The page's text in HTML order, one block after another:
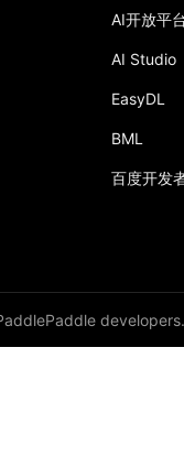
AI开放平
AI Studio
EasyDL
BML
百度开发
developers.